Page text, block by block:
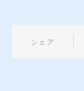
シェア